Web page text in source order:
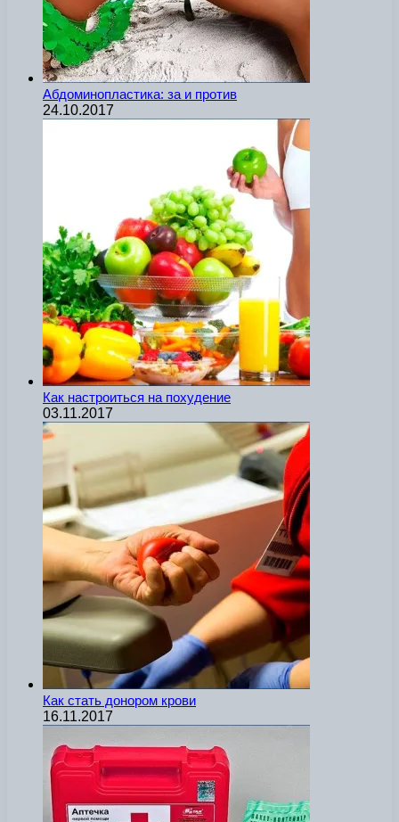
Абдоминопластика: за и против
24.10.2017
Как настроиться на похудение
03.11.2017
Как стать донором крови
16.11.2017